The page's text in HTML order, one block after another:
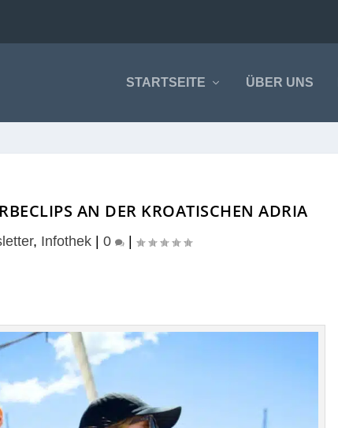
STARTSEITE ÜBER UNS
AN DER KROATISCHEN ADRIA
, Infothek| 0 |